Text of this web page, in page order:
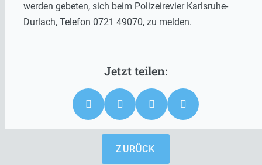
werden gebeten, sich beim Polizeirevier Karlsruhe-
Durlach, Telefon 0721 49070, zu melden.
ZURÜCK